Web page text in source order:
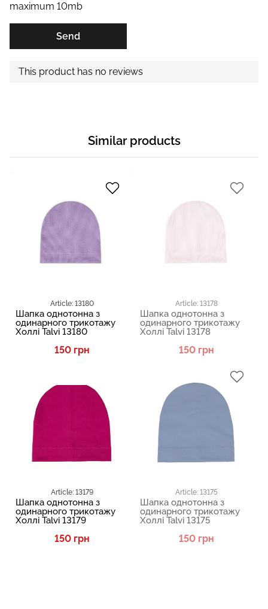
maximum 10mb
Send
This product has no reviews
Similar products
Article: 13180
Шапка однотонна з
одинарного трикотажу
Холлі Talvi 13180
150 грн
Article: 13179
Шапка однотонна з
одинарного трикотажу
Холлі Talvi 13179
150 грн
Article: 13178
Шапка однотонна з
одинарного трикотажу
Холлі Talvi 13178
150 грн
Article: 13175
Шапка однотонна з
одинарного трикотажу
Холлі Talvi 13175
150 грн